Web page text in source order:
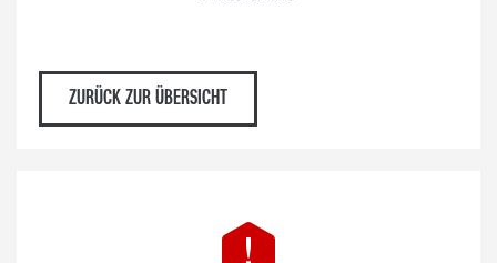
ZURÜCK ZUR ÜBERSICHT